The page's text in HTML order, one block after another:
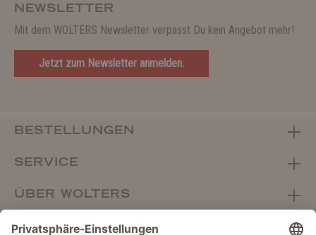
NEWSLETTER
Mit dem WOLTERS Newsletter verpasst Du kein Angebot mehr!
Jetzt zum Newsletter anmelden.
BESTELLUNGEN
SERVICE
ÜBER WOLTERS
FACHHANDEL